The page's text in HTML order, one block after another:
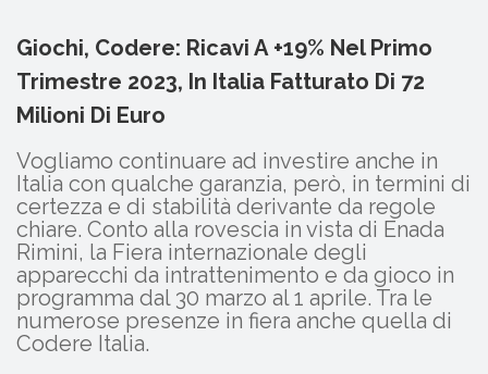
Giochi, Codere: Ricavi A +19% Nel Primo
Trimestre 2023, In Italia Fatturato Di 72
Milioni Di Euro
Vogliamo continuare ad investire anche in
Italia con qualche garanzia, però, in termini di
certezza e di stabilità derivante da regole
chiare. Conto alla rovescia in vista di Enada
Rimini, la Fiera internazionale degli
apparecchi da intrattenimento e da gioco in
programma dal 30 marzo al 1 aprile. Tra le
numerose presenze in fiera anche quella di
Codere Italia.